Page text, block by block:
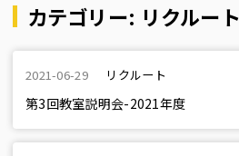
カテゴリー: リクルート
2021-06-29 リクルート
第3回教室説明会-2021年度